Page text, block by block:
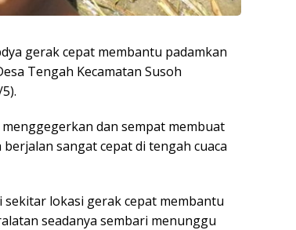
gerak cepat membantu padamkan
Tengah Kecamatan Susoh
dan sempat membuat
sangat cepat di tengah cuaca
lokasi gerak cepat membantu
seadanya sembari menunggu